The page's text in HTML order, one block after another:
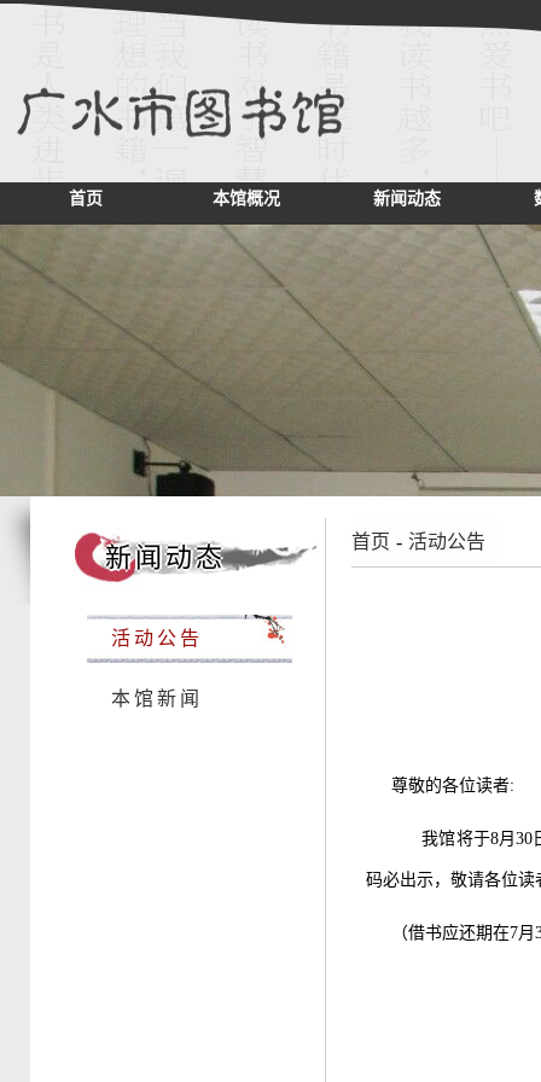
首页 本馆概况 新闻动态
新闻动态
活动公告
本馆新闻
首页 - 活动公告
尊敬的各位读者:
我馆将于8月30日
码必出示，敬请各位
（借书应还期在7